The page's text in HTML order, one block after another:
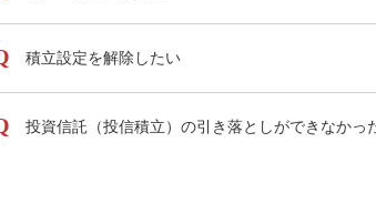
積立設定を解除したい
投資信託（投信積立）の引き落としができなかっ